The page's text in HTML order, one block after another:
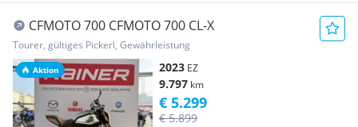
Aktion
CFMOTO 700 CFMOTO 700 CL-X
Tourer, gültiges Pickerl, Gewährleistung
2023 EZ
9.797 km
€ 5.899
€ 5.299